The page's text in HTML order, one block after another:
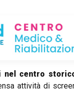
centro
attività di